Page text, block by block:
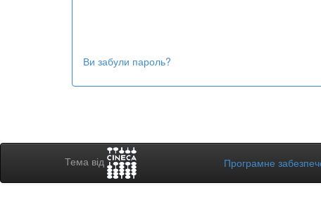
Ви забули пароль?
Тема від Програмне